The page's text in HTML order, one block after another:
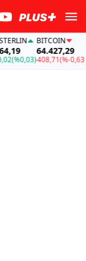
(%0,03)
BITCOIN
64.427,29
-408,71(%-0,63)